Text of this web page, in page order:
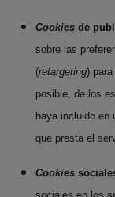
Cookies de
sobre las
(retargeting)
posible, de los
haya incluido en
que presta el
Cookies